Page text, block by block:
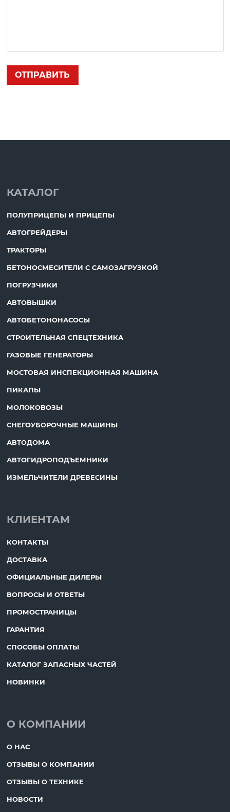
КАТАЛОГ
ПОЛУПРИЦЕПЫ И ПРИЦЕПЫ
АВТОГРЕЙДЕРЫ
ТРАКТОРЫ
БЕТОНОСМЕСИТЕЛИ С САМОЗАГРУЗКОЙ
ПОГРУЗЧИКИ
АВТОВЫШКИ
АВТОБЕТОНОНАСОСЫ
СТРОИТЕЛЬНАЯ СПЕЦТЕХНИКА
ГАЗОВЫЕ ГЕНЕРАТОРЫ
МОСТОВАЯ ИНСПЕКЦИОННАЯ МАШИНА
ПИКАПЫ
МОЛОКОВОЗЫ
СНЕГОУБОРОЧНЫЕ МАШИНЫ
АВТОДОМА
АВТОГИДРОПОДЪЕМНИКИ
ИЗМЕЛЬЧИТЕЛИ ДРЕВЕСИНЫ
КЛИЕНТАМ
КОНТАКТЫ
ДОСТАВКА
ОФИЦИАЛЬНЫЕ ДИЛЕРЫ
ВОПРОСЫ И ОТВЕТЫ
ПРОМОСТРАНИЦЫ
ГАРАНТИЯ
СПОСОБЫ ОПЛАТЫ
КАТАЛОГ ЗАПАСНЫХ ЧАСТЕЙ
НОВИНКИ
О КОМПАНИИ
О НАС
ОТЗЫВЫ О КОМПАНИИ
ОТЗЫВЫ О ТЕХНИКЕ
НОВОСТИ